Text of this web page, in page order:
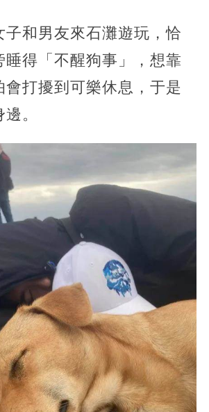
子和男友來石灘遊玩，恰
睡得「不醒狗事」，想靠
會打擾到可樂休息，于是
。